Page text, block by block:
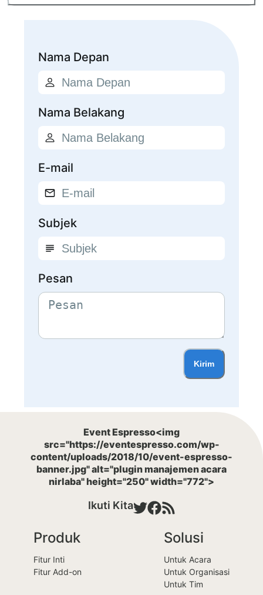
Nama Depan
Nama Belakang
E-mail
Subjek
Pesan
Kirim
Event Espresso<img
src="https://eventespresso.com/wp-
content/uploads/2018/10/event-espresso-
banner.jpg" alt="plugin manajemen acara
nirlaba" height="250" width="772">
Ikuti Kita
Produk
Fitur Inti
Fitur Add-on
Solusi
Untuk Acara
Untuk Organisasi
Untuk Tim